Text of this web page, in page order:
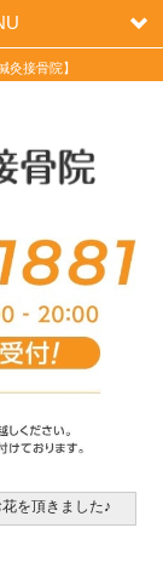
接骨院】
を頂きました♪